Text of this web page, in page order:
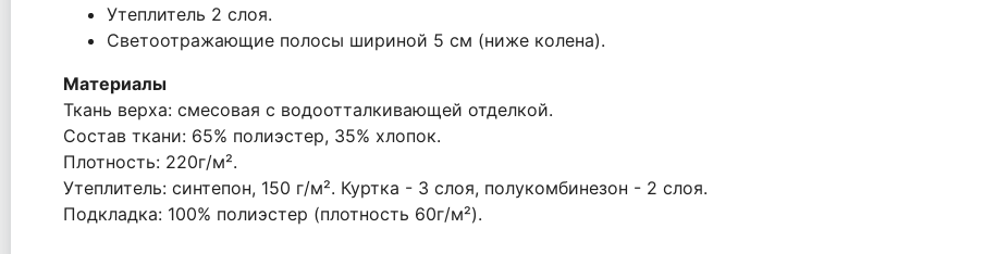
Утеплитель 2 слоя.
Светоотражающие полосы шириной 5 см (ниже колена).
Материалы
Ткань верха: смесовая с водоотталкивающей отделкой.
Состав ткани: 65% полиэстер, 35% хлопок.
Плотность: 220г/м².
Утеплитель: синтепон, 150 г/м². Куртка - 3 слоя, полукомбинезон - 2 слоя.
Подкладка: 100% полиэстер (плотность 60г/м²).